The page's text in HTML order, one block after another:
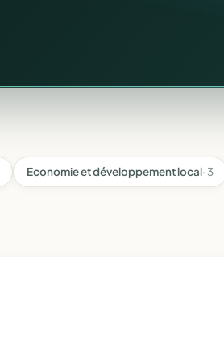
Economie et développement local· 3